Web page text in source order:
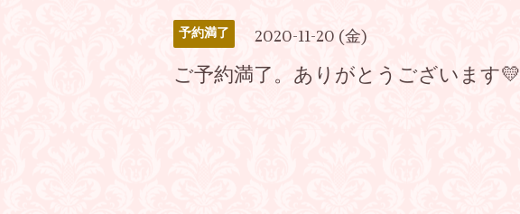
予約満了 2020-11-20 (金)
ご予約満了。ありがとうございます💛